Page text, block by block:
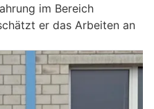
im Bereich
er das Arbeiten an